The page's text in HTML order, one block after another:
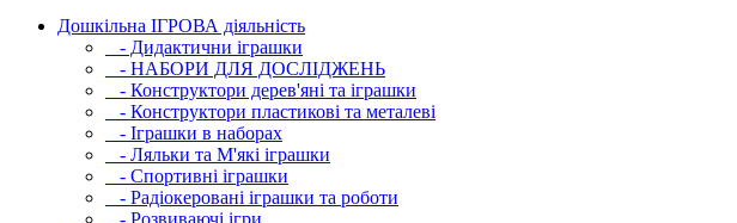
Дошкільна ІГРОВА діяльність
- Дидактични іграшки
- НАБОРИ ДЛЯ ДОСЛІДЖЕНЬ
- Конструктори дерев'яні та іграшки
- Конструктори пластикові та металеві
- Іграшки в наборах
- Ляльки та М'які іграшки
- Спортивні іграшки
- Радіокеровані іграшки та роботи